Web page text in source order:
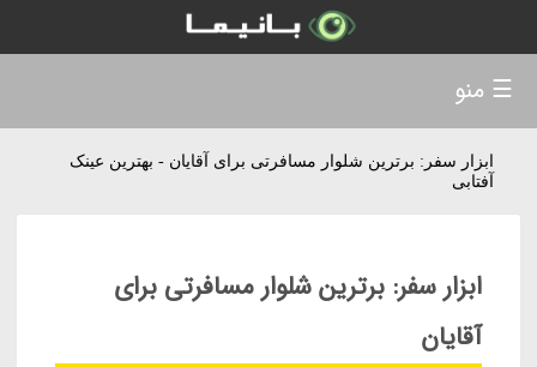
ابزار سفر: برترین شلوار مسافرتی برای آقایان - بهترین عینک
آفتابی
ابزار سفر: برترین شلوار مسافرتی برای
آقایان
☰ منو